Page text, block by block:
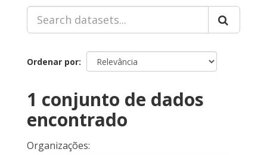
Ordenar por
1 conjunto de dados
encontrado
Organizações: